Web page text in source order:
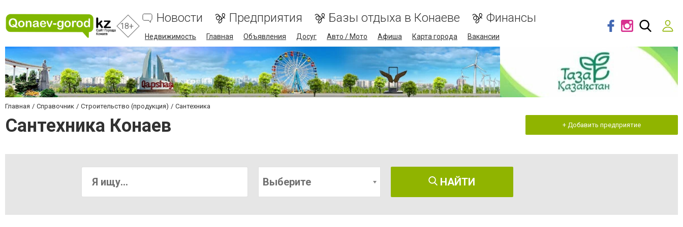
18+
Новости Предприятия Базы отдыха в Конаеве Финансы
Недвижимость Главная Объявления Досуг Авто / Мото Афиша Карта города Вакансии
Главная Справочник Строительство (продукция) Сантехника
Сантехника Конаев + Добавить предприятие
Выберите НАЙТИ